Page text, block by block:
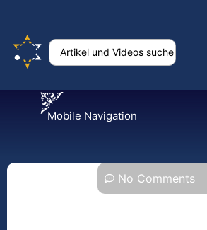
Mobile Navigation
No Comments